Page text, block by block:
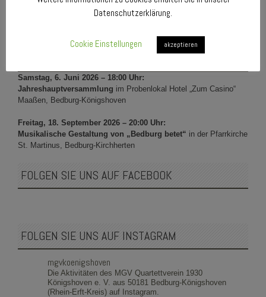
UNSERE NÄCHSTEN TERMINE 2026
Samstag, 6. Juni 2026 – 18:00 Uhr:
Jahreshauptversammlung im Probenlokal Hotel „Zum Casino“
Maaßen, Bedburg-Königshoven
Freitag, 18. September 2026 – 20:00 Uhr:
Musikalische Gestaltung von „Bedburg betet“ in der Pfarrkirche
St. Martinus, Bedburg-Kirchherten
FOLGEN SIE UNS AUF FACEBOOK
FOLGEN SIE UNS AUF INSTAGRAM
mgvkoenigshoven
Die Aktivitäten des MGV Quartettverein 1930
Königshoven e. V. aus 50181 Bedburg-Königshoven
(Rhein-Erft-Kreis) auf Instagram.
Datenschutzerklärung.
Cookie Einstellungen akzeptieren